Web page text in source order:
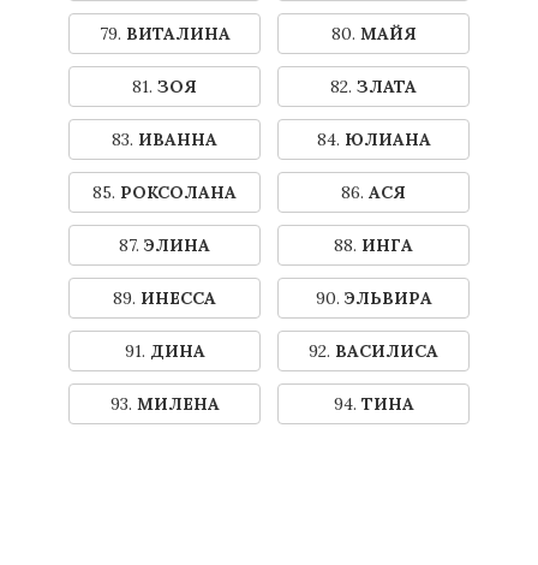
79. ВИТАЛИНА 80. МАЙЯ
81. ЗОЯ 82. ЗЛАТА
83. ИВАННА 84. ЮЛИАНА
85. РОКСОЛАНА 86. АСЯ
87. ЭЛИНА 88. ИНГА
89. ИНЕССА 90. ЭЛЬВИРА
91. ДИНА 92. ВАСИЛИСА
93. МИЛЕНА 94. ТИНА